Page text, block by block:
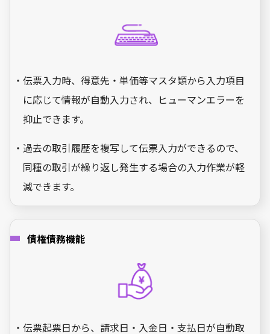
・伝票入力時、得意先・単価等マスタ類から入力項目
に応じて情報が自動入力され、ヒューマンエラーを
抑止できます。
・過去の取引履歴を複写して伝票入力ができるので、
同種の取引が繰り返し発生する場合の入力作業が軽
減できます。
債権債務機能
・伝票起票日から、請求日・入金日・支払日が自動取